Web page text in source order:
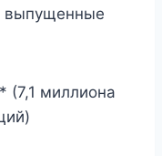
выпущенные
(7,1 миллиона